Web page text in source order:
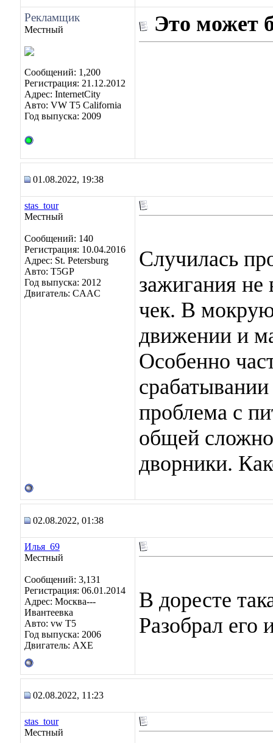
Рекламщик
Местный
Сообщений: 1,200
Регистрация: 21.12.2012
Адрес: InternetCity
Авто: VW T5 California
Год выпуска: 2009
Это может
01.08.2022, 19:38
stas_tour
Местный
Сообщений: 140
Регистрация: 10.04.2016
Адрес: St. Petersburg
Авто: T5GP
Год выпуска: 2012
Двигатель: CAAC
Случилась
зажигания не
чек. В
движении и
Особенно
проблема с
общей
дворники.
02.08.2022, 01:38
Илья_69
Местный
Сообщений: 3,131
Регистрация: 06.01.2014
Адрес: Москва---
Ивантеевка
Авто: vw T5
Год выпуска: 2006
Двигатель: AXE
В доресте
Разобрал его
02.08.2022, 11:23
stas_tour
Местный